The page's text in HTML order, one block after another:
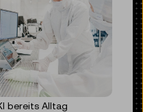
bereits Alltag